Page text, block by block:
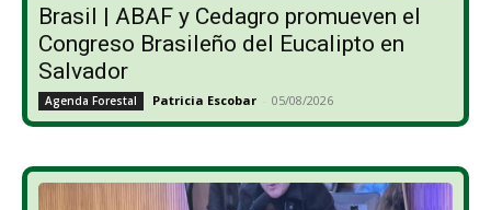
Brasil | ABAF y Cedagro promueven el
Congreso Brasileño del Eucalipto en
Salvador
Agenda Forestal Patricia Escobar - 05/08/2026